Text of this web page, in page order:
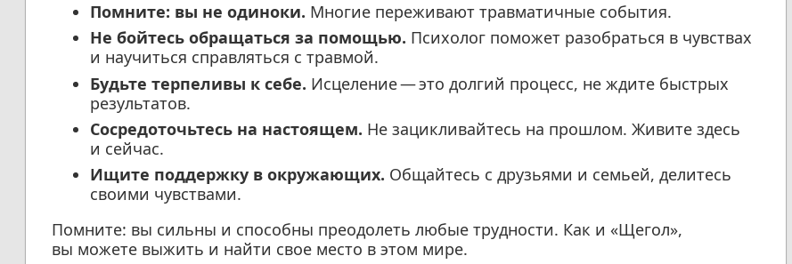
Помните: вы не одиноки. Многие переживают травматичные события.
Не бойтесь обращаться за помощью. Психолог поможет разобраться в чувствах
и научиться справляться с травмой.
Будьте терпеливы к себе. Исцеление — это долгий процесс, не ждите быстрых
результатов.
Сосредоточьтесь на настоящем. Не зацикливайтесь на прошлом. Живите здесь
и сейчас.
Ищите поддержку в окружающих. Общайтесь с друзьями и семьей, делитесь
своими чувствами.
Помните: вы сильны и способны преодолеть любые трудности. Как и «Щегол»,
вы можете выжить и найти свое место в этом мире.